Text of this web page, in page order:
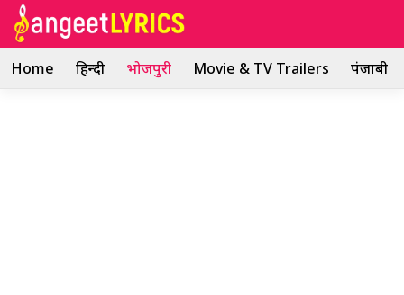
Skip
Home हिन्दी भोजपुरी Movie & TV Trailers पंजाबी